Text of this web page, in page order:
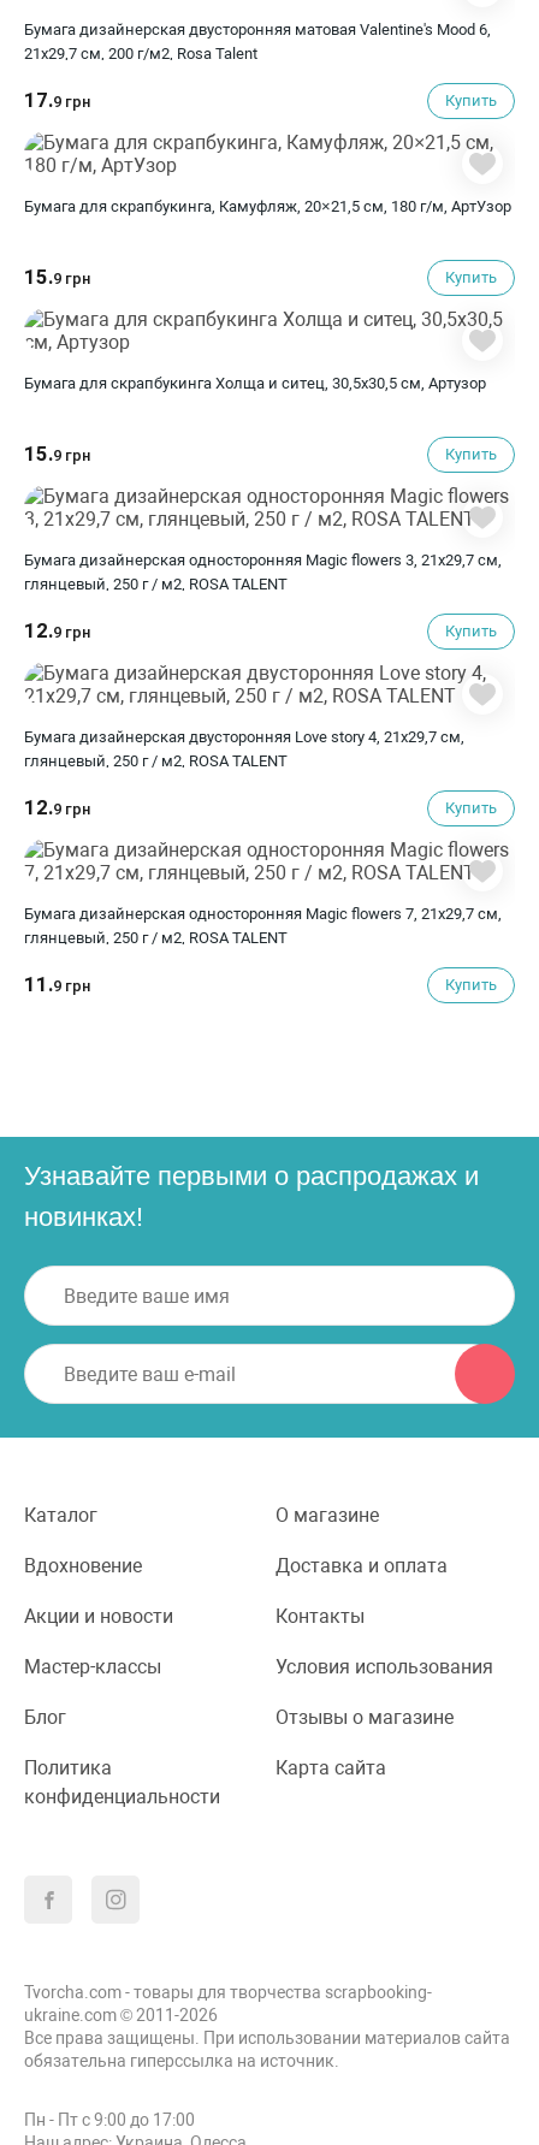
Бумага дизайнерская двусторонняя матовая Valentine's Mood 6,
21х29,7 см, 200 г/м2, Rosa Talent
17.9 грн Купить
Бумага для скрапбукинга, Камуфляж, 20×21,5 см, 180 г/м, АртУзор
15.9 грн Купить
Бумага для скрапбукинга Холща и ситец, 30,5х30,5 см, Артузор
15.9 грн Купить
Бумага дизайнерская односторонняя Magic flowers 3, 21х29,7 см,
глянцевый, 250 г / м2, ROSA TALENT
12.9 грн Купить
Бумага дизайнерская двусторонняя Love story 4, 21х29,7 см,
глянцевый, 250 г / м2, ROSA TALENT
12.9 грн Купить
Бумага дизайнерская односторонняя Magic flowers 7, 21х29,7 см,
глянцевый, 250 г / м2, ROSA TALENT
11.9 грн Купить
Узнавайте первыми о распродажах и
новинках!
Каталог О магазине
Вдохновение Доставка и оплата
Акции и новости Контакты
Мастер-классы Условия использования
Блог Отзывы о магазине
Политика
конфиденциальности
Карта сайта
Tvorcha.com - товары для творчества scrapbooking-
ukraine.com © 2011-2026
Все права защищены. При использовании материалов сайта
обязательна гиперссылка на источник.
Пн - Пт с 9:00 до 17:00